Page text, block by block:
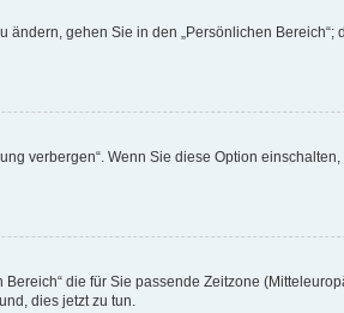
gehen Sie in den „Persönlichen Bereich“;
verbergen“. Wenn Sie diese Option einschalten,
die für Sie passende Zeitzone
dies jetzt zu tun.